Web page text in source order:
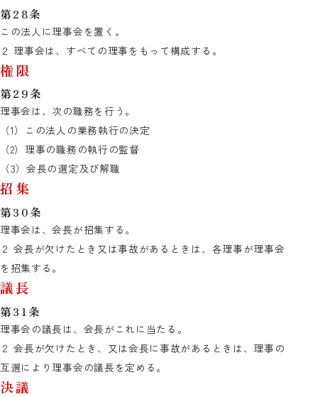
第28条
この法人に理事会を置く。
２ 理事会は、すべての理事をもって構成する。
権限
第29条
理事会は、次の職務を行う。
（1）この法人の業務執行の決定
（2）理事の職務の執行の監督
（3）会長の選定及び解職
招集
第30条
理事会は、会長が招集する。
２ 会長が欠けたとき又は事故があるときは、各理事が理事会
を招集する。
議長
第31条
理事会の議長は、会長がこれに当たる。
２ 会長が欠けたとき、又は会長に事故があるときは、理事の
互選により理事会の議長を定める。
決議